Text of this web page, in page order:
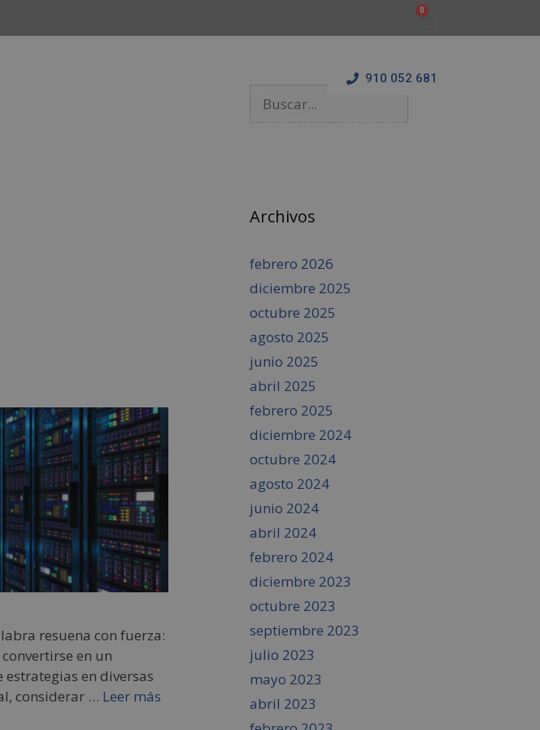
910 052 681
EMPLEO Y ESTANCIAS FORMATIVAS CONÓCENOS
resuena con fuerza:
en un
en diversas
considerar … Leer más
Archivos
febrero 2026
diciembre 2025
octubre 2025
agosto 2025
junio 2025
abril 2025
febrero 2025
diciembre 2024
octubre 2024
agosto 2024
junio 2024
abril 2024
febrero 2024
diciembre 2023
octubre 2023
septiembre 2023
julio 2023
mayo 2023
abril 2023